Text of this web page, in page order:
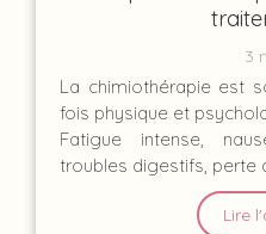
3
La chimiothérapie est
fois physique et
Fatigue intense,
troubles digestifs, perte
Lire